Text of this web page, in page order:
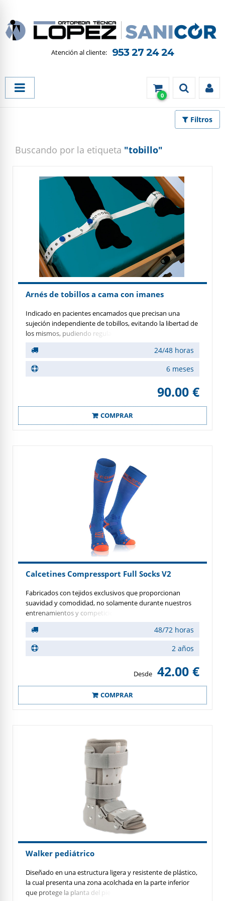
953 27 24 24
0
Filtros
Buscando por la etiqueta "tobillo"
Arnés de tobillos a cama con imanes
Indicado en pacientes encamados que precisan una
sujeción independiente de tobillos, evitando la libertad de
los mismos, pudiendo regular independientemente el
rango de movilidad permitida o una inmovilización
completa, utilizando un solo tobillo o ambos.24/48 horas
6 meses
90.00 €
COMPRAR
Calcetines Compressport Full Socks V2
Fabricados con tejidos exclusivos que proporcionan
suavidad y comodidad, no solamente durante nuestros
entrenamientos y competiciones, sino también durante
largos viajes en avión o cohe.
48/72 horas
2 años
Desde 42.00 €
COMPRAR
Walker pediátrico
Diseñado en una estructura ligera y resistente de plástico,
la cual presenta una zona acolchada en la parte inferior
que protege la planta del pie y los maléolos del tobillo,